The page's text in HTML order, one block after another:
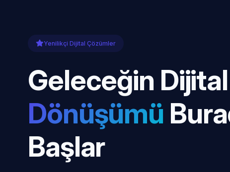
Yenilikçi Dijital Çözümler
Geleceğin Dijital
Dönüşümü
Başlar